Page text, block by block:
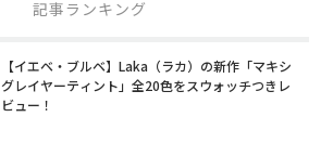
記事ランキング
【イエベ・ブルベ】Laka（ラカ）の新作「マキシ
グレイヤーティント」全20色をスウォッチつきレ
ビュー！